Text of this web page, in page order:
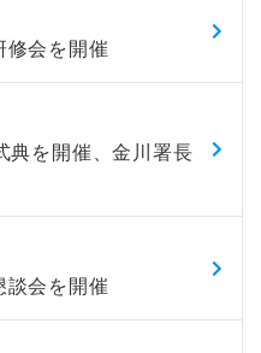
修会を開催
典を開催、金川署長
談会を開催